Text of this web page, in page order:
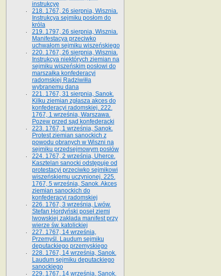
instrukcyę
218. 1767, 26 sierpnia, Wisznia.
Instrukcya sejmiku posłom do
króla
219. 1797, 26 sierpnia, Wisznia.
Manifestacya przeciwko
uchwałom sejmiku wiszeńskiego
220. 1767, 26 sierpnia, Wisznia.
Instrukcya niektórych ziemian na
sejmiku wiszeńskim posłowi do
marszałka konfe­deracyi
radomskiej Radziwiłła
wybranemu dana
221. 1767, 31 sierpnia, Sanok.
Kilku ziemian zgłasza akces do
konfederacyi radomskiej. 222.
1767, 1 września, Warszawa.
Pozew przed sąd konfederacki
223. 1767, 1 września, Sanok.
Protest ziemian sanockich z
powodu obranych w Wiszni na
sejmiku przedsejmo­wym posłów
224. 1767, 2 września, Uherce.
Kasztelan sanocki odstępuje od
protestacyi przeciwko sejmikowi
wiszeńskiemu uczynionej. 225.
1767, 5 września, Sanok. Akces
ziemian sanockich do
konfederacyi radomskiej
226. 1767, 3 września, Lwów.
Stefan Hordyński poseł ziemi
lwowskiej zakłada manifest przy
wierze św. ka­tolickiej
227. 1767, 14 września,
Przemyśl. Laudum sejmiku
deputackiego przemyskiego
228. 1767, 14 września, Sanok.
Laudum sejmiku deputackiego
sanockiego
229. 1767, 14 września, Sanok.